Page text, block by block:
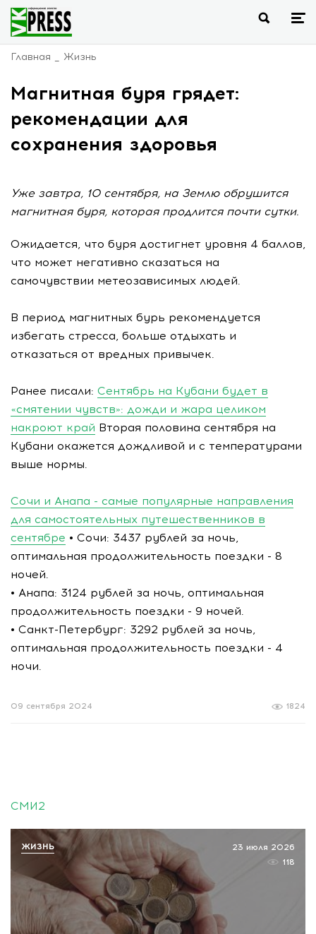
Главная Жизнь
Магнитная буря грядет:
рекомендации для
сохранения здоровья
Уже завтра, 10 сентября, на Землю обрушится
магнитная буря, которая продлится почти сутки.
Ожидается, что буря достигнет уровня 4 баллов,
что может негативно сказаться на
самочувствии метеозависимых людей.
В период магнитных бурь рекомендуется
избегать стресса, больше отдыхать и
отказаться от вредных привычек.
Ранее писали: Сентябрь на Кубани будет в
«смятении чувств»: дожди и жара целиком
накроют край Вторая половина сентября на
Кубани окажется дождливой и с температурами
выше нормы.
Сочи и Анапа - самые популярные направления
для самостоятельных путешественников в
сентябре • Сочи: 3437 рублей за ночь,
оптимальная продолжительность поездки - 8
ночей.
• Анапа: 3124 рублей за ночь, оптимальная
продолжительность поездки - 9 ночей.
• Санкт-Петербург: 3292 рублей за ночь,
оптимальная продолжительность поездки - 4
ночи.
1824
09 сентября 2024
СМИ2
23 июля 2026
118
ЖИЗНЬ